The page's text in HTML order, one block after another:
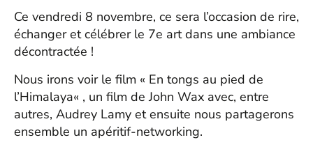
Ce vendredi 8 novembre, ce sera l’occasion de rire,
échanger et célébrer le 7e art dans une ambiance
décontractée !
Nous irons voir le film « En tongs au pied de
l’Himalaya« , un film de John Wax avec, entre
autres, Audrey Lamy et ensuite nous partagerons
ensemble un apéritif-networking.